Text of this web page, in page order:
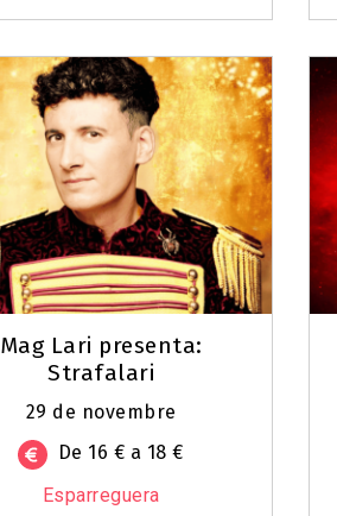
Mag Lari presenta:
Strafalari
29 de novembre
De 16 € a 18 €
Esparreguera